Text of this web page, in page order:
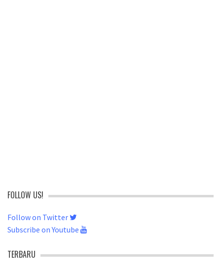
FOLLOW US!
Follow on Twitter
Subscribe on Youtube
TERBARU